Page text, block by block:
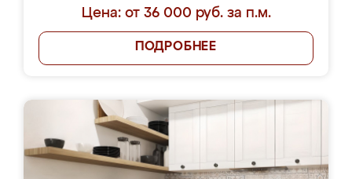
Цена: от 36 000 руб. за п.м.
ПОДРОБНЕЕ